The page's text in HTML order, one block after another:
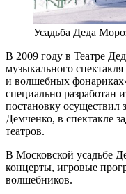
Усадьба Деда
В 2009 году в Театре
музыкального
и волшебных
специально разработан
постановку осуществил
Демченко, в спектакле
театров.
В Московской усадьбе
концерты, игровые
волшебников.